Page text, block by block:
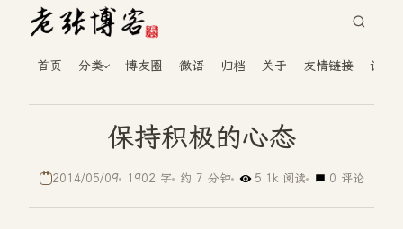
首页 分类 博友圈 微语 归档 关于 友情链接 读者
保持积极的心态
2014/05/09 1902 字 约 7 分钟 5.1k 阅读 0 评论